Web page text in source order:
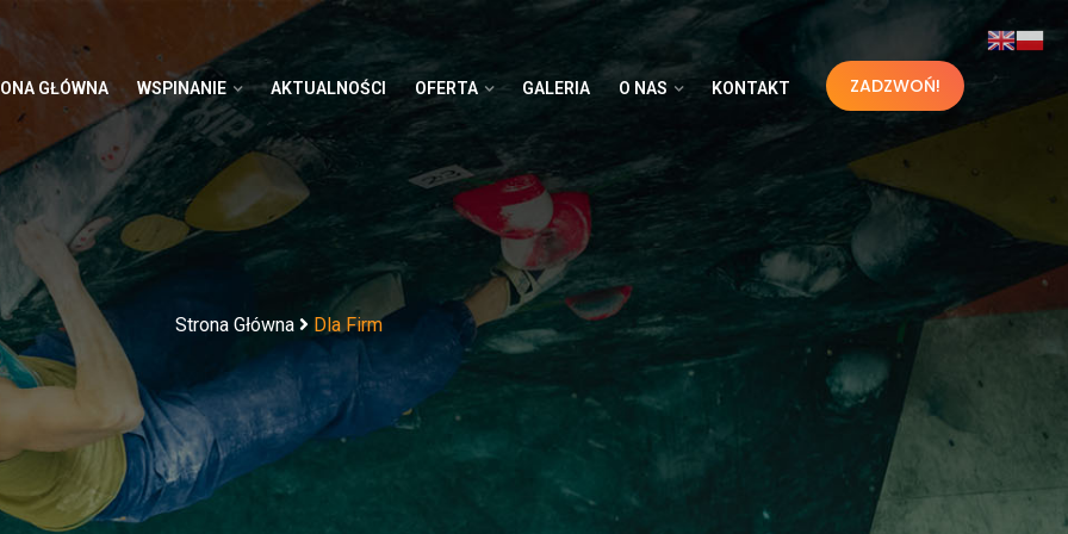
GŁÓWNA WSPINANIE AKTUALNOŚCI OFERTA GALERIA O NAS KONTAKT ZADZWOŃ!
Strona Główna Dla Firm